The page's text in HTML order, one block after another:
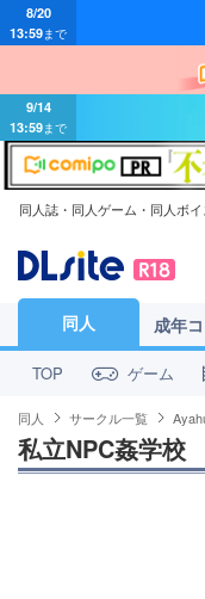
8/20
13:59まで
9/14
13:59まで
同人誌・同人ゲーム・同人ボ
同人 成年
TOP ゲーム
同人 サークル一覧
私立NPC姦学校